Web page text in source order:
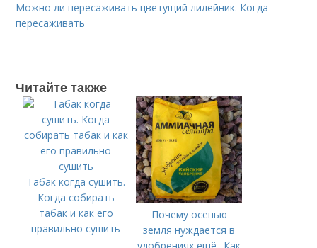
Можно ли пересаживать цветущий лилейник. Когда
пересаживать
Читайте также
Табак когда сушить.
Когда собирать
табак и как его
правильно сушить
Почему осенью
земля нуждается в